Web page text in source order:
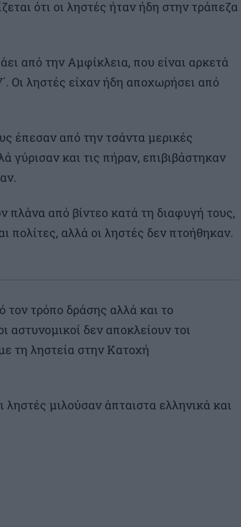
ότι οι ληστές ήταν ήδη στην τράπεζα
από την Αμφίκλεια, που είναι αρκετά
Οι ληστές είχαν ήδη αποχωρήσει από
έπεσαν από την τσάντα μερικές
γύρισαν και τις πήραν, επιβιβάστηκαν
πλάνα από βίντεο κατά τη διαφυγή τους,
πολίτες, αλλά οι ληστές δεν πτοήθηκαν.
τρόπο δράσης αλλά και το
δεν αποκλείουν τοι
τη ληστεία στην Κατοχή
μιλούσαν άπταιστα ελληνικά και